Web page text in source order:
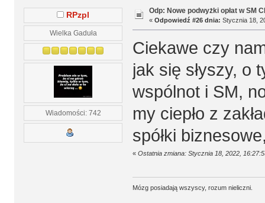
RPzpl
Wielka Gaduła
Wiadomości: 742
Odp: Nowe podwyżki opłat w SM
« Odpowiedź #26 dnia: Stycznia 18,
Ciekawe czy
jak się słyszy, o
wspólnot i SM,
my ciepło z
spółki
« Ostatnia zmiana: Stycznia 18, 2022,
Mózg posiadają wszyscy, rozum nieliczni.